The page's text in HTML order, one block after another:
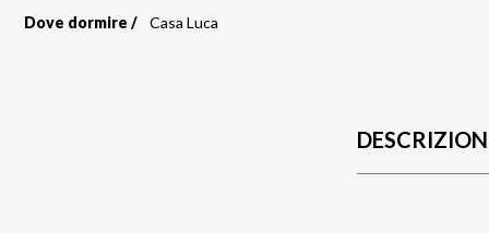
Dove dormire Casa Luca